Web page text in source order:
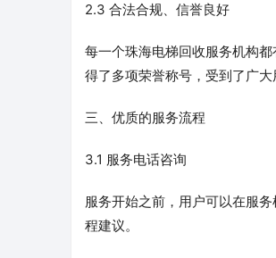
2.3 合法合规、信誉良好
每一个珠海电梯回收服务机构
得了多项荣誉称号，受到了广大
三、优质的服务流程
3.1 服务电话咨询
服务开始之前，用户可以在服
程建议。